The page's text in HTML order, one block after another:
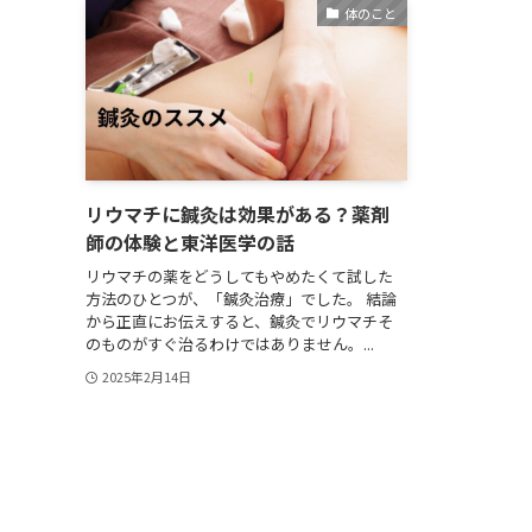
体のこと
リウマチに鍼灸は効果がある？薬剤
師の体験と東洋医学の話
リウマチの薬をどうしてもやめたくて試した
方法のひとつが、「鍼灸治療」でした。 結論
から正直にお伝えすると、鍼灸でリウマチそ
のものがすぐ治るわけではありません。...
2025年2月14日